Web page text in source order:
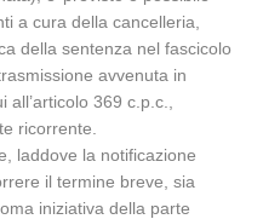
a cura della cancelleria,
della sentenza nel fascicolo
avvenuta in
369 c.p.c.,
ricorrente.
laddove la notificazione
il termine breve, sia
iniziativa della parte